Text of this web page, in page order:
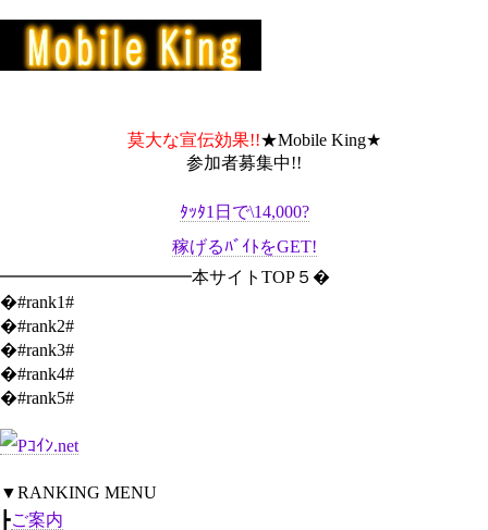
莫大な宣伝効果!!★Mobile King★
参加者募集中!!
ﾀｯﾀ1日で\14,000?
稼げるﾊﾞｲﾄをGET!
━━━━━━━━━━━本サイトTOP５�
�#rank1#
�#rank2#
�#rank3#
�#rank4#
�#rank5#
▼RANKING MENU
┣ご案内